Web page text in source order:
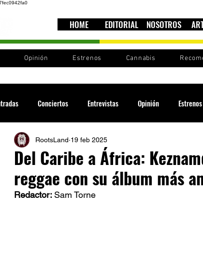
HOME EDITORIAL NOSOTROS
Opinión Estrenos Cannabis
Conciertos Entrevistas Opinión Estrenos
Videos Cultura política
Cultura Cobertura Sound System Festivales
Del Caribe a África:
reggae con su álbum más
RootsLand 19 feb 2025
Redactor: Sam Torne